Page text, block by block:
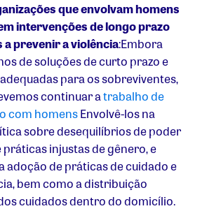
que envolvam homens
intervenções de longo prazo
a prevenir a violência:Embora
de soluções de curto prazo e
para os sobreviventes,
continuar atrabalho de
com homensEnvolvê-los na
sobre desequilíbrios de poder
práticas injustas de gênero, e
adoção de práticas de cuidado e
bem como a distribuição
cuidados dentro do domicílio.